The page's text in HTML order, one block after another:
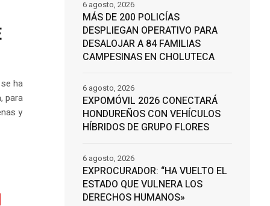
ha
para
y
MÁS DE 200 POLICÍAS
DESPLIEGAN OPERATIVO PARA
DESALOJAR A 84 FAMILIAS
CAMPESINAS EN CHOLUTECA
6 agosto, 2026
EXPOMÓVIL 2026 CONECTARÁ
HONDUREÑOS CON VEHÍCULOS
HÍBRIDOS DE GRUPO FLORES
6 agosto, 2026
EXPROCURADOR: “HA VUELTO EL
ESTADO QUE VULNERA LOS
DERECHOS HUMANOS»
6 agosto, 2026